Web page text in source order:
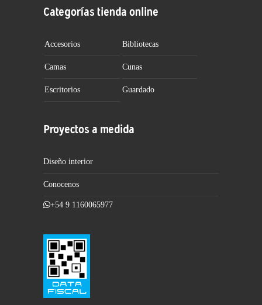
Categorías tienda online
Accesorios Bibliotecas
Camas Cunas
Escritorios Guardado
Proyectos a medida
Diseño interior
Conocenos
+54 9 1160065977